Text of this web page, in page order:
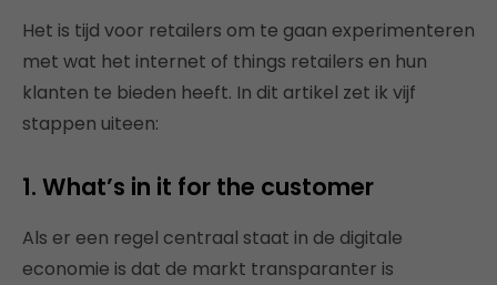
Het is tijd voor retailers om te gaan experimenteren
met wat het internet of things retailers en hun
klanten te bieden heeft. In dit artikel zet ik vijf
stappen uiteen:
1. What’s in it for the customer
Als er een regel centraal staat in de digitale
economie is dat de markt transparanter is